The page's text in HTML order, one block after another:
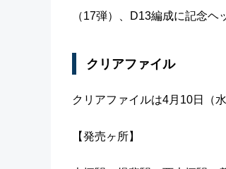
（17弾）、D13編成に記念
クリアファイル
クリアファイルは4月10日（
【発売ヶ所】